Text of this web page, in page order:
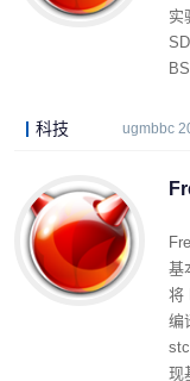
实
科技 ugmbbc
基
将
编
现